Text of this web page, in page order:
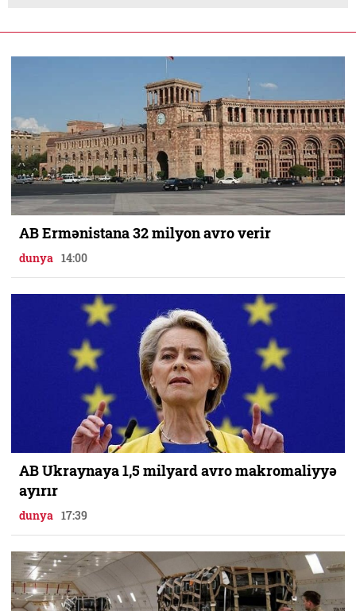
AB Ermənistana 32 milyon avro verir
dunya 14:00
AB Ukraynaya 1,5 milyard avro makromaliyyə
ayırır
dunya 17:39